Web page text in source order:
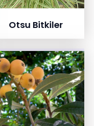
Otsu Bitkiler